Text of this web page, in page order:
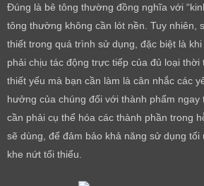
Đúng là bê tông thường đồng nghĩa với
tông thường không cần lót nền. Tuy nhiên,
thiết trong quá trình sử dụng, đặc biệt là
phải chịu tác động trực tiếp của đủ loại thời
thiết yếu mà bạn cần làm là cân nhắc các
hưởng của chúng đối với thành phẩm
cần phải cụ thể hóa các thành phần trong
sẽ dùng, để đảm bảo khả năng sử dụng
khe nứt tối thiểu.